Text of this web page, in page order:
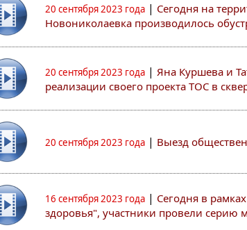
20 сентября 2023 года | Сегодня на
Новониколаевка производилось
20 сентября 2023 года | Яна Куршева и
реализации своего проекта ТОС в
20 сентября 2023 года | Выезд
16 сентября 2023 года | Сегодня в
здоровья", участники провели серию